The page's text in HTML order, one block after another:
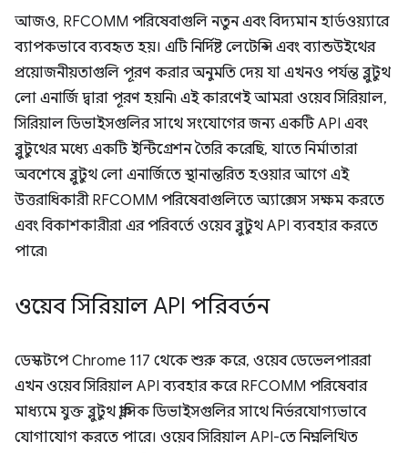
আজও, RFCOMM পরিষেবাগুলি নতুন এবং বিদ্যমান হার্ডওয়্যারে
ব্যাপকভাবে ব্যবহৃত হয়। এটি নির্দিষ্ট লেটেন্সি এবং ব্যান্ডউইথের
প্রয়োজনীয়তাগুলি পূরণ করার অনুমতি দেয় যা এখনও পর্যন্ত ব্লুটুথ
লো এনার্জি দ্বারা পূরণ হয়নি৷ এই কারণেই আমরা ওয়েব সিরিয়াল,
সিরিয়াল ডিভাইসগুলির সাথে সংযোগের জন্য একটি API এবং
ব্লুটুথের মধ্যে একটি ইন্টিগ্রেশন তৈরি করেছি, যাতে নির্মাতারা
অবশেষে ব্লুটুথ লো এনার্জিতে স্থানান্তরিত হওয়ার আগে এই
উত্তরাধিকারী RFCOMM পরিষেবাগুলিতে অ্যাক্সেস সক্ষম করতে
এবং বিকাশকারীরা এর পরিবর্তে ওয়েব ব্লুটুথ API ব্যবহার করতে
পারে৷
ওয়েব সিরিয়াল API পরিবর্তন
ডেস্কটপে Chrome 117 থেকে শুরু করে, ওয়েব ডেভেলপাররা
এখন ওয়েব সিরিয়াল API ব্যবহার করে RFCOMM পরিষেবার
মাধ্যমে যুক্ত ব্লুটুথ ক্লাসিক ডিভাইসগুলির সাথে নির্ভরযোগ্যভাবে
যোগাযোগ করতে পারে। ওয়েব সিরিয়াল API-তে নিম্নলিখিত